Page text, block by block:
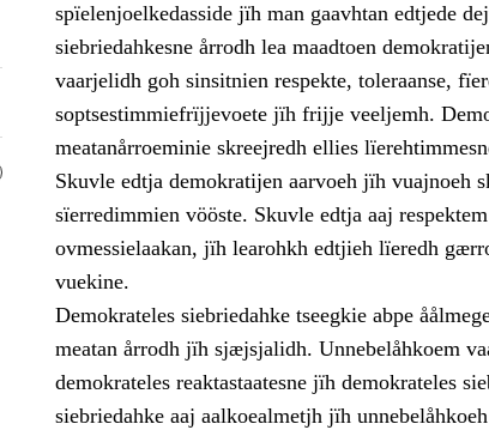
spïelenjoelkedasside jïh man gaavhtan edtjede
siebriedahkesne årrodh lea maadtoen
vaarjelidh goh sinsitnien respekte, toleraanse,
soptsestimmiefrïjjevoete jïh frijje veeljemh.
meatanårroeminie skreejredh ellies
Skuvle edtja demokratijen aarvoeh jïh vuajnoeh
sïerredimmien vööste. Skuvle edtja aaj
ovmessielaakan, jïh learohkh edtjieh lïeredh
vuekine.
Demokrateles siebriedahke tseegkie abpe
meatan årrodh jïh sjæjsjalidh. Unnebelåhkoem
demokrateles reaktastaatesne jïh demokrateles
siebriedahke aaj aalkoealmetjh jïh